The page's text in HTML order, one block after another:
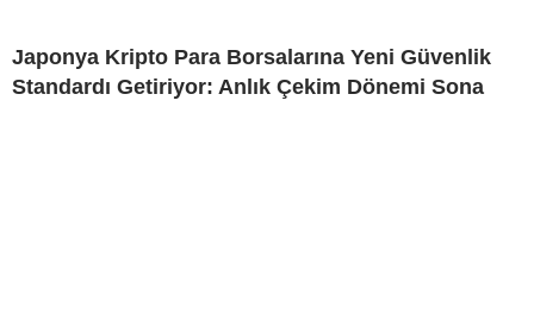
Japonya Kripto Para Borsalarına Yeni Güvenlik
Standardı Getiriyor: Anlık Çekim Dönemi Sona